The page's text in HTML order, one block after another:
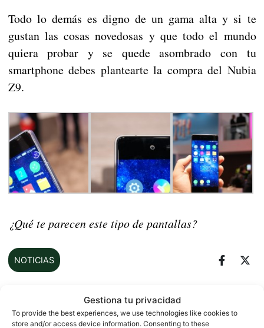
Gestiona tu privacidad
To provide the best experiences, we use technologies like cookies to
store and/or access device information. Consenting to these
Todo lo demás es digno de un gama alta y si te
gustan las cosas novedosas y que todo el mundo
quiera probar y se quede asombrado con tu
smartphone debes plantearte la compra del Nubia
Z9.
¿Qué te parecen este tipo de pantallas?
NOTICIAS
Sobre este autor